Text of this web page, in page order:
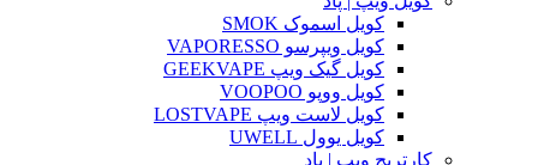
کویل اسموک SMOK
کویل ویپرسو VAPORESSO
کویل گیک ویپ GEEKVAPE
کویل ووپو VOOPOO
کویل لاست ویپ LOSTVAPE
کویل یوول UWELL
کارتریج ویپ | پاد